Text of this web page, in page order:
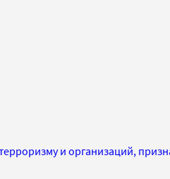
и организаций,